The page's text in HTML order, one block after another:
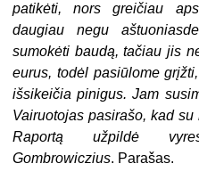
patikėti, nors greičiau
daugiau negu
sumokėti baudą, tačiau jis
eurus, todėl pasiūlome
išsikeičia pinigus. Jam
Vairuotojas pasirašo, kad
Raportą užpildė
Gombrowiczius. Parašas.